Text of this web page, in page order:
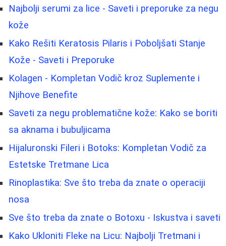
Najbolji serumi za lice - Saveti i preporuke za negu
kože
Kako Rešiti Keratosis Pilaris i Poboljšati Stanje
Kože - Saveti i Preporuke
Kolagen - Kompletan Vodič kroz Suplemente i
Njihove Benefite
Saveti za negu problematične kože: Kako se boriti
sa aknama i bubuljicama
Hijaluronski Fileri i Botoks: Kompletan Vodič za
Estetske Tretmane Lica
Rinoplastika: Sve što treba da znate o operaciji
nosa
Sve što treba da znate o Botoxu - Iskustva i saveti
Kako Ukloniti Fleke na Licu: Najbolji Tretmani i